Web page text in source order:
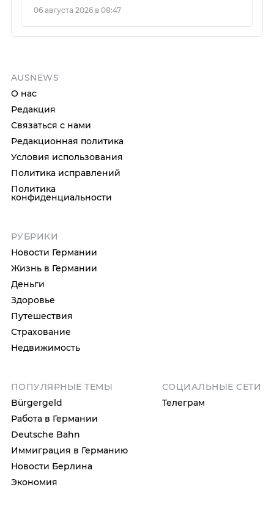
06 августа 2026 в 08:47
AUSNEWS
О нас
Редакция
Связаться с нами
Редакционная политика
Условия использования
Политика исправлений
Политика
конфиденциальности
РУБРИКИ
Новости Германии
Жизнь в Германии
Деньги
Здоровье
Путешествия
Страхование
Недвижимость
ПОПУЛЯРНЫЕ ТЕМЫ
Bürgergeld
Работа в Германии
Deutsche Bahn
Иммиграция в Германию
Новости Берлина
Экономия
СОЦИАЛЬНЫЕ СЕТИ
Телеграм